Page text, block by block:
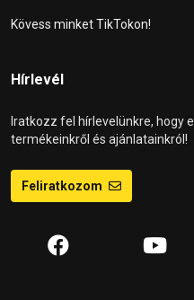
Kövess minket TikTokon!
Hírlevél
Iratkozz fel hírlevelünkre, hogy
termékeinkről és ajánlatainkról!
Feliratkozom